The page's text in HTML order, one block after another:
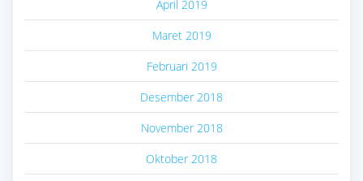
April 2019
Maret 2019
Februari 2019
Desember 2018
November 2018
Oktober 2018